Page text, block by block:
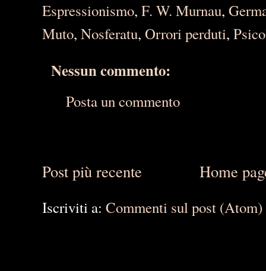
Espressionismo,F. W. Murnau,
Muto,Nosferatu,Orrori perduti,
Nessun commento:
Posta un commento
Post più recente Home
Iscriviti a:Commenti sul post (Atom)